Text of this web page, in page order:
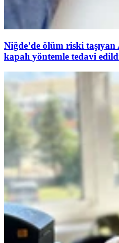
Niğde’de ölüm riski taşıyan
kapalı yöntemle tedavi